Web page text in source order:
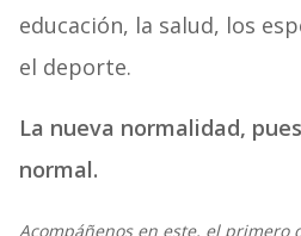
educación, la salud, los
el deporte.
La nueva normalidad,
normal.
Acompáñenos en este, el primero